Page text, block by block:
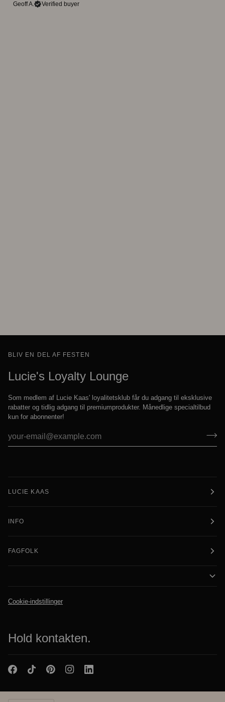
Geoff A.
Verified buyer
BLIV EN DEL AF FESTEN
Lucie's Loyalty Lounge
Som medlem af Lucie Kaas' loyalitetsklub får du adgang til eksklusive
rabatter og tidlig adgang til premiumprodukter. Månedlige specialtilbud
kun for abonnenter!
LUCIE KAAS
INFO
FAGFOLK
Cookie-indstillinger
Hold kontakten.